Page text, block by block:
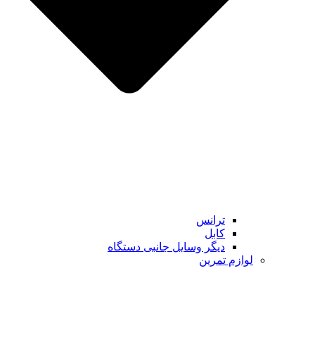
ترانس
کابل
دیگر وسایل جانبی دستگاه
لوازم تمرین